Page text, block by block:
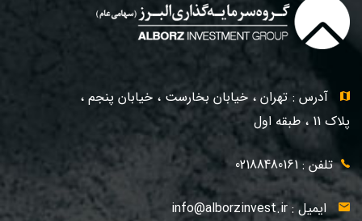
آدرس : تهران ، خیابان بخارست ، خیابان پنجم ،
پلاک 11 ، طبقه اول
تلفن : 02188480161
ایمیل : info@alborzinvest.ir